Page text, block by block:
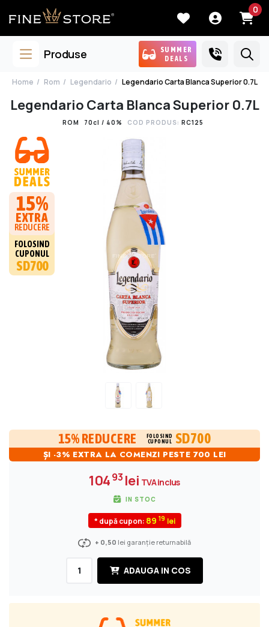
0
Produse
SUMMER
DEALS
Home Rom Legendario Legendario Carta Blanca Superior 0.7L
Legendario Carta Blanca Superior 0.7L
ROM 70cl / 40% COD PRODUS: RC125
15%
EXTRA
REDUCERE
FOLOSIND
CUPONUL
SD700
15% REDUCERE
FOLOSIND
CUPONUL
SD700
ȘI -3% EXTRA LA COMENZI PESTE 700 LEI
10493lei TVA inclus
IN STOC
* după cupon: 89 19
+ 0,50 lei garanție returnabilă
ADAUGA IN COS